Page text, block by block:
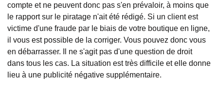
compte et ne peuvent donc pas s'en prévaloir, à moins que
le rapport sur le piratage n'ait été rédigé. Si un client est
victime d'une fraude par le biais de votre boutique en ligne,
il vous est possible de la corriger. Vous pouvez donc vous
en débarrasser. Il ne s'agit pas d'une question de droit
dans tous les cas. La situation est très difficile et elle donne
lieu à une publicité négative supplémentaire.